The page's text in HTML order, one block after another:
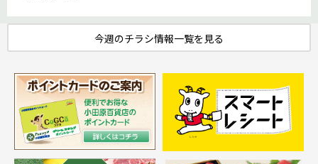
今週のチラシ情報一覧を見る